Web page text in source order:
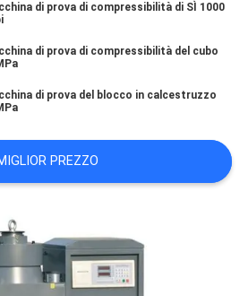
di prova di compressibilità di SÌ 1000
di prova di compressibilità del cubo
di prova del blocco in calcestruzzo
PREZZO